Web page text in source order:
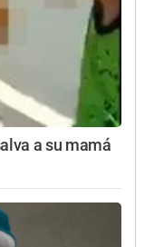
a su mamá